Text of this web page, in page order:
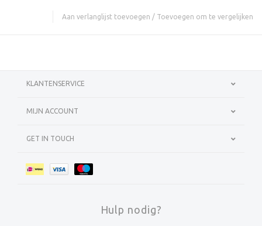
Aan verlanglijst toevoegen / Toevoegen om te vergelijken
KLANTENSERVICE
MIJN ACCOUNT
GET IN TOUCH
Hulp nodig?